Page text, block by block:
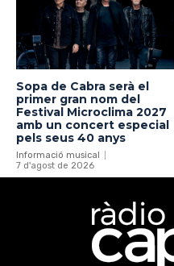
Sopa de Cabra serà el
primer gran nom del
Festival Microclima 2027
amb un concert especial
pels seus 40 anys
Informació musical
7 d'agost de 2026